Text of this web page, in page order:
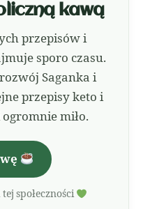
kawą
przepisów i
sporo czasu.
Saganka i
przepisy keto i
miło.
tej społeczności